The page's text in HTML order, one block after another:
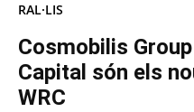
RAL·LIS
Cosmobilis
Capital són els
WRC